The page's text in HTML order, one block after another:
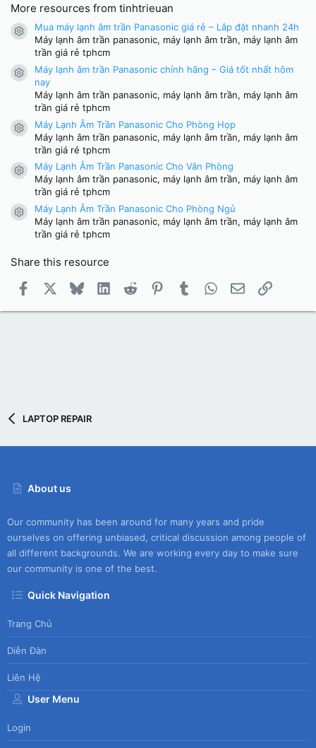
0
s
t
a
r
s
More resources from tinhtrieuan
Resource icon
Mua máy lạnh âm trần Panasonic giá rẻ – Lắp đặt nhanh 24h
Máy lạnh âm trần panasonic, máy lạnh âm trần, máy lạnh âm
trần giá rẻ tphcm
Resource icon
Máy lạnh âm trần Panasonic chính hãng – Giá tốt nhất hôm
nay
Máy lạnh âm trần panasonic, máy lạnh âm trần, máy lạnh âm
trần giá rẻ tphcm
Resource icon
Máy Lạnh Âm Trần Panasonic Cho Phòng Họp
Máy lạnh âm trần panasonic, máy lạnh âm trần, máy lạnh âm
trần giá rẻ tphcm
Resource icon
Máy Lạnh Âm Trần Panasonic Cho Văn Phòng
Máy lạnh âm trần panasonic, máy lạnh âm trần, máy lạnh âm
trần giá rẻ tphcm
Resource icon
Máy Lạnh Âm Trần Panasonic Cho Phòng Ngủ
Máy lạnh âm trần panasonic, máy lạnh âm trần, máy lạnh âm
trần giá rẻ tphcm
Share this resource
Facebook BlueskyLinkedInReddit PinterestTumblrWhatsApp
Email Link
LAPTOP REPAIR
About us
Our community has been around for many years and pride
ourselves on offering unbiased, critical discussion among people of
all different backgrounds. We are working every day to make sure
our community is one of the best.
Quick Navigation
Trang Chủ
Diễn Đàn
Liên Hệ
User Menu
Login